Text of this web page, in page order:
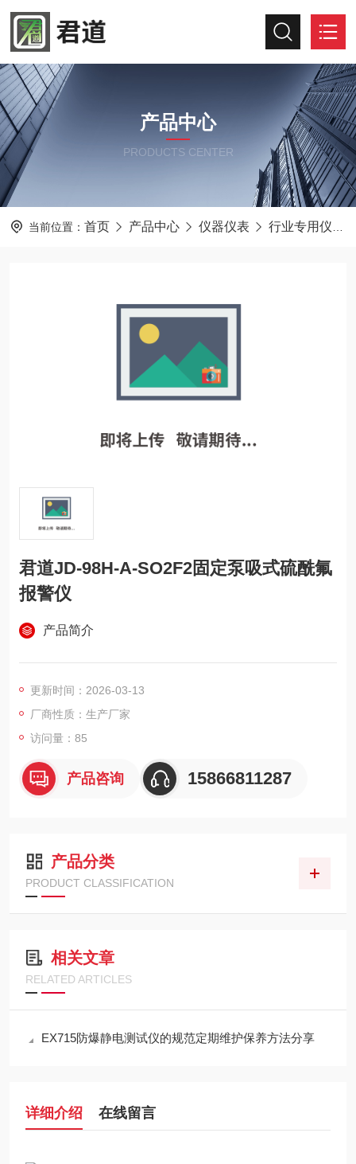
产品中心
PRODUCTS CENTER
当前位置： 首页 产品中心 仪器仪表 行业专用仪器仪表
君道JD-98H-A-SO2F2固定泵吸式硫酰氟
报警仪
产品简介
更新时间：2026-03-13
厂商性质：生产厂家
访问量：85
产品咨询 15866811287
产品分类
PRODUCT CLASSIFICATION
相关文章
RELATED ARTICLES
EX715防爆静电测试仪的规范定期维护保养方法分享
详细介绍 在线留言